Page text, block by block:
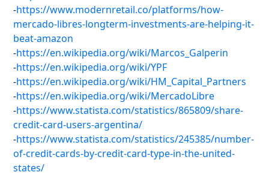
-https://www.modernretail.co/platforms/how-
mercado-libres-longterm-investments-are-helping-it-
beat-amazon
-https://en.wikipedia.org/wiki/Marcos_Galperin
-https://en.wikipedia.org/wiki/YPF
-https://en.wikipedia.org/wiki/HM_Capital_Partners
-https://en.wikipedia.org/wiki/MercadoLibre
-https://www.statista.com/statistics/865809/share-
credit-card-users-argentina/
-https://www.statista.com/statistics/245385/number-
of-credit-cards-by-credit-card-type-in-the-united-
states/